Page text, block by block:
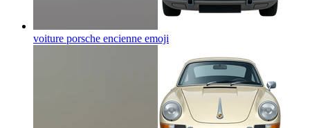
voiture porsche encienne emoji